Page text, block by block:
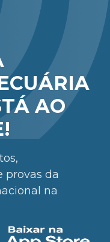
AO
provas da
na